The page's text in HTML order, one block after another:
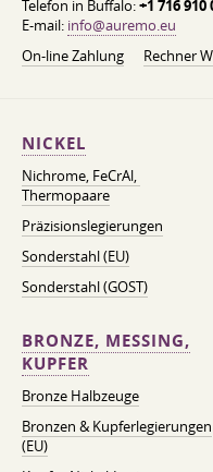
Telefon in Buffalo:+1 716 910
E-mail: info@auremo.eu
On-line Zahlung
Rechner
NICKEL
Nichrome, FeСrAl, ​​
Thermopaare
Präzisionslegierungen
Sonderstahl (EU)
Sonderstahl (GOST)
BRONZE, MESSING,
KUPFER
Bronze Halbzeuge
Bronzen & Kupferlegierungen
(EU)